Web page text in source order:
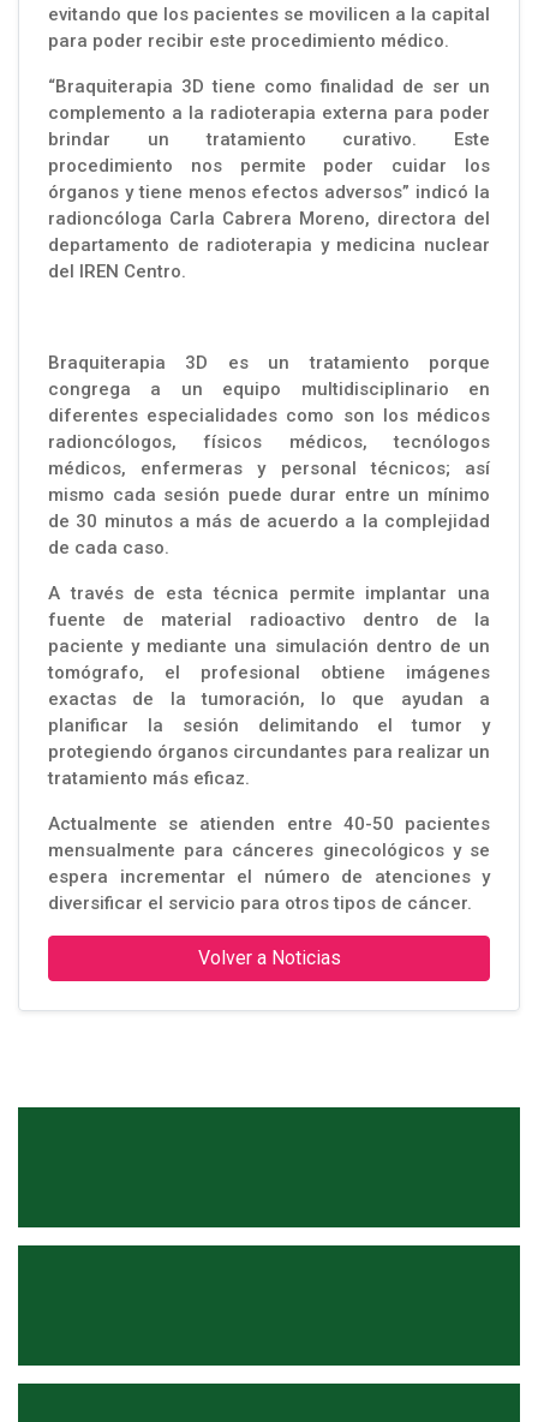
evitando que los pacientes se movilicen a la capital
para poder recibir este procedimiento médico.
“Braquiterapia 3D tiene como finalidad de ser un
complemento a la radioterapia externa para poder
brindar un tratamiento curativo. Este
procedimiento nos permite poder cuidar los
órganos y tiene menos efectos adversos” indicó la
radioncóloga Carla Cabrera Moreno, directora del
departamento de radioterapia y medicina nuclear
del IREN Centro.
Braquiterapia 3D es un tratamiento porque
congrega a un equipo multidisciplinario en
diferentes especialidades como son los médicos
radioncólogos, físicos médicos, tecnólogos
médicos, enfermeras y personal técnicos; así
mismo cada sesión puede durar entre un mínimo
de 30 minutos a más de acuerdo a la complejidad
de cada caso.
A través de esta técnica permite implantar una
fuente de material radioactivo dentro de la
paciente y mediante una simulación dentro de un
tomógrafo, el profesional obtiene imágenes
exactas de la tumoración, lo que ayudan a
planificar la sesión delimitando el tumor y
protegiendo órganos circundantes para realizar un
tratamiento más eficaz.
Actualmente se atienden entre 40-50 pacientes
mensualmente para cánceres ginecológicos y se
espera incrementar el número de atenciones y
diversificar el servicio para otros tipos de cáncer.
Volver a Noticias